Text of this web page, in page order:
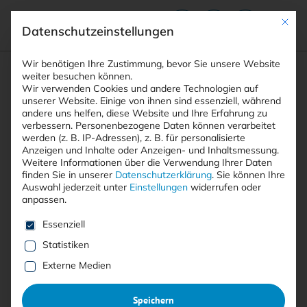
Suchfeld
Suchen
Breadcrumb-Navigation
STARTSEITE
ARTIKEL
TOR-BASIERTE HINTERTÜR ZIELT AUF …
Inhaltsverzeichnis
Mit <kes>+ lesen
Tor-basierte Hintertür zielt
Mit
Datenschutzeinstellungen
Wir benötigen Ihre Zustimmung, bevor Sie unsere Website
weiter besuchen können.
Wir verwenden Cookies und andere Technologien auf
unserer Website. Einige von ihnen sind essenziell, während
andere uns helfen, diese Website und Ihre Erfahrung zu
verbessern. Personenbezogene Daten können verarbeitet
werden (z. B. IP-Adressen), z. B. für personalisierte
Anzeigen und Inhalte oder Anzeigen- und Inhaltsmessung.
Weitere Informationen über die Verwendung Ihrer Daten
finden Sie in unserer Datenschutzerklärung. Sie können Ihre
Auswahl jederzeit unter Einstellungen widerrufen oder
anpassen.
Es folgt eine Liste der Service-Gruppen, für die eine
Essenziell
Statistiken
Externe Medien
Speichern